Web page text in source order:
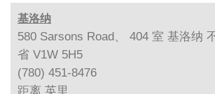
基洛纳
580 Sarsons Road、 404 室 基洛纳
省 V1W 5H5
(780) 451-8476
距离 英里